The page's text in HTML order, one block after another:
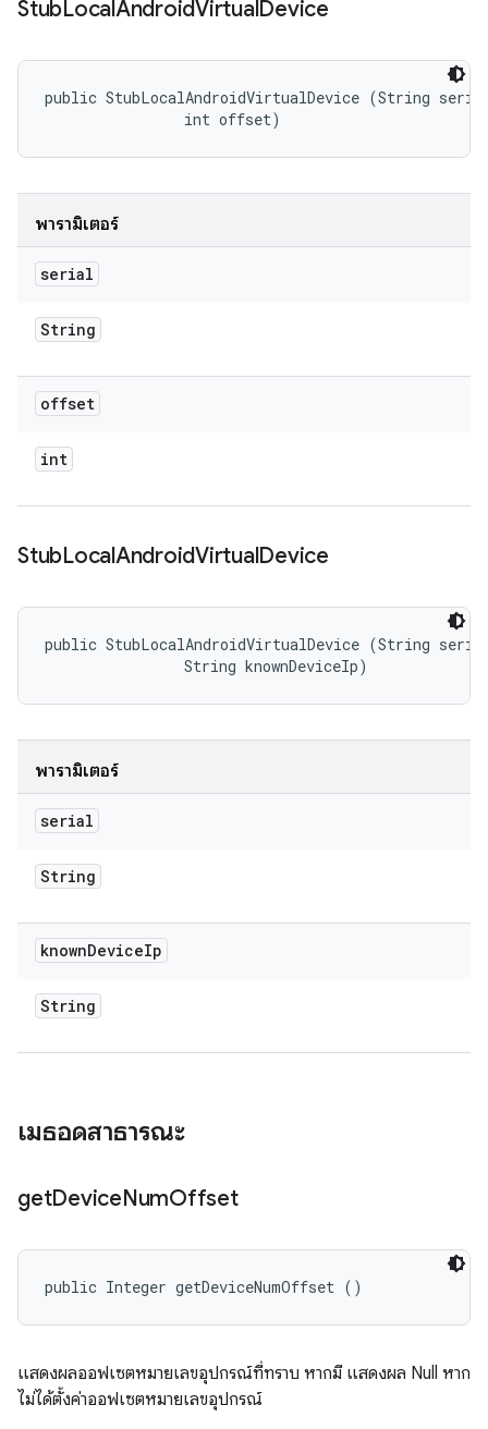
StubLocalAndroidVirtualDevice
public StubLocalAndroidVirtualDevice (String
                int offset)
พารามิเตอร์
serial
String
offset
int
StubLocalAndroidVirtualDevice
public StubLocalAndroidVirtualDevice (String
                String knownDeviceIp)
พารามิเตอร์
serial
String
knownDeviceIp
String
เมธอดสาธารณะ
getDeviceNumOffset
public Integer getDeviceNumOffset ()
แสดงผลออฟเซตหมายเลขอุปกรณ์ที่ทราบ หากมี แสดงผล Null หาก
ไม่ได้ตั้งค่าออฟเซตหมายเลขอุปกรณ์